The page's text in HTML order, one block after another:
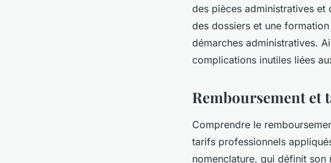
des pièces administratives et
des dossiers et une
démarches administratives.
complications inutiles liées
Remboursement et
Comprendre le
tarifs professionnels
nomenclature, qui définit son